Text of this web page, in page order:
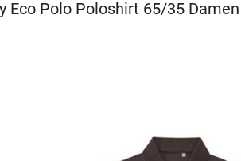
Eco Polo Poloshirt 65/35 Damen